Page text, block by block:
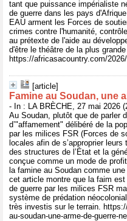
tant que puissance impérialiste
de guerre dans les pays
EAU arment les Forces de
crimes contre l'humanité,
au prétexte de l'aide au
d'être le théâtre de la plus
https://africasacountry.com/
[article]
Famine au Soudan, une
- In : LA BRÈCHE, 27 mai 2026
Au Soudan, plutôt que de parler
d’"affamement" délibéré de la
par les milices FSR (Forces de
locales afin de s’approprier
des structures de l’État et la
conçue comme un mode de
la famine au Soudan comme
cet article montre que la faim
de guerre par les milices FSR
système de prédation
très investis sur le terrain.
au-soudan-une-arme-de-guerre-